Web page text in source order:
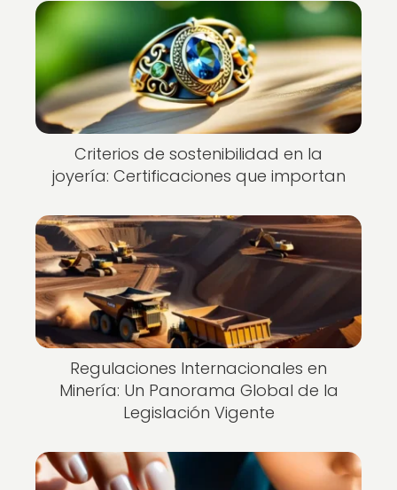
Criterios de sostenibilidad en la
joyería: Certificaciones que importan
Regulaciones Internacionales en
Minería: Un Panorama Global de la
Legislación Vigente